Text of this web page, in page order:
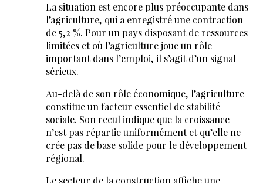
La situation est encore plus préoccupante dans
l’agriculture, qui a enregistré une contraction
de 5,2 %. Pour un pays disposant de ressources
limitées et où l’agriculture joue un rôle
important dans l’emploi, il s’agit d’un signal
sérieux.
Au-delà de son rôle économique, l’agriculture
constitue un facteur essentiel de stabilité
sociale. Son recul indique que la croissance
n’est pas répartie uniformément et qu’elle ne
crée pas de base solide pour le développement
régional.